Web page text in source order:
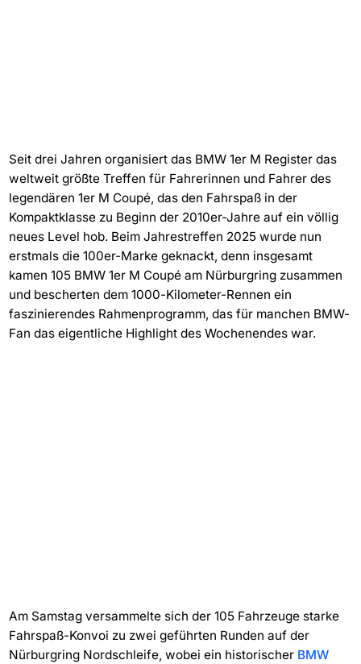
Seit drei Jahren organisiert das BMW 1er M Register das
weltweit größte Treffen für Fahrerinnen und Fahrer des
legendären 1er M Coupé, das den Fahrspaß in der
Kompaktklasse zu Beginn der 2010er-Jahre auf ein völlig
neues Level hob. Beim Jahrestreffen 2025 wurde nun
erstmals die 100er-Marke geknackt, denn insgesamt
kamen 105 BMW 1er M Coupé am Nürburgring zusammen
und bescherten dem 1000-Kilometer-Rennen ein
faszinierendes Rahmenprogramm, das für manchen BMW-
Fan das eigentliche Highlight des Wochenendes war.
Am Samstag versammelte sich der 105 Fahrzeuge starke
Fahrspaß-Konvoi zu zwei geführten Runden auf der
Nürburgring Nordschleife, wobei ein historischer BMW